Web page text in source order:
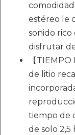
estéreo le
sonido
disfrutar
【
de litio
tiempo de
de solo 2,5